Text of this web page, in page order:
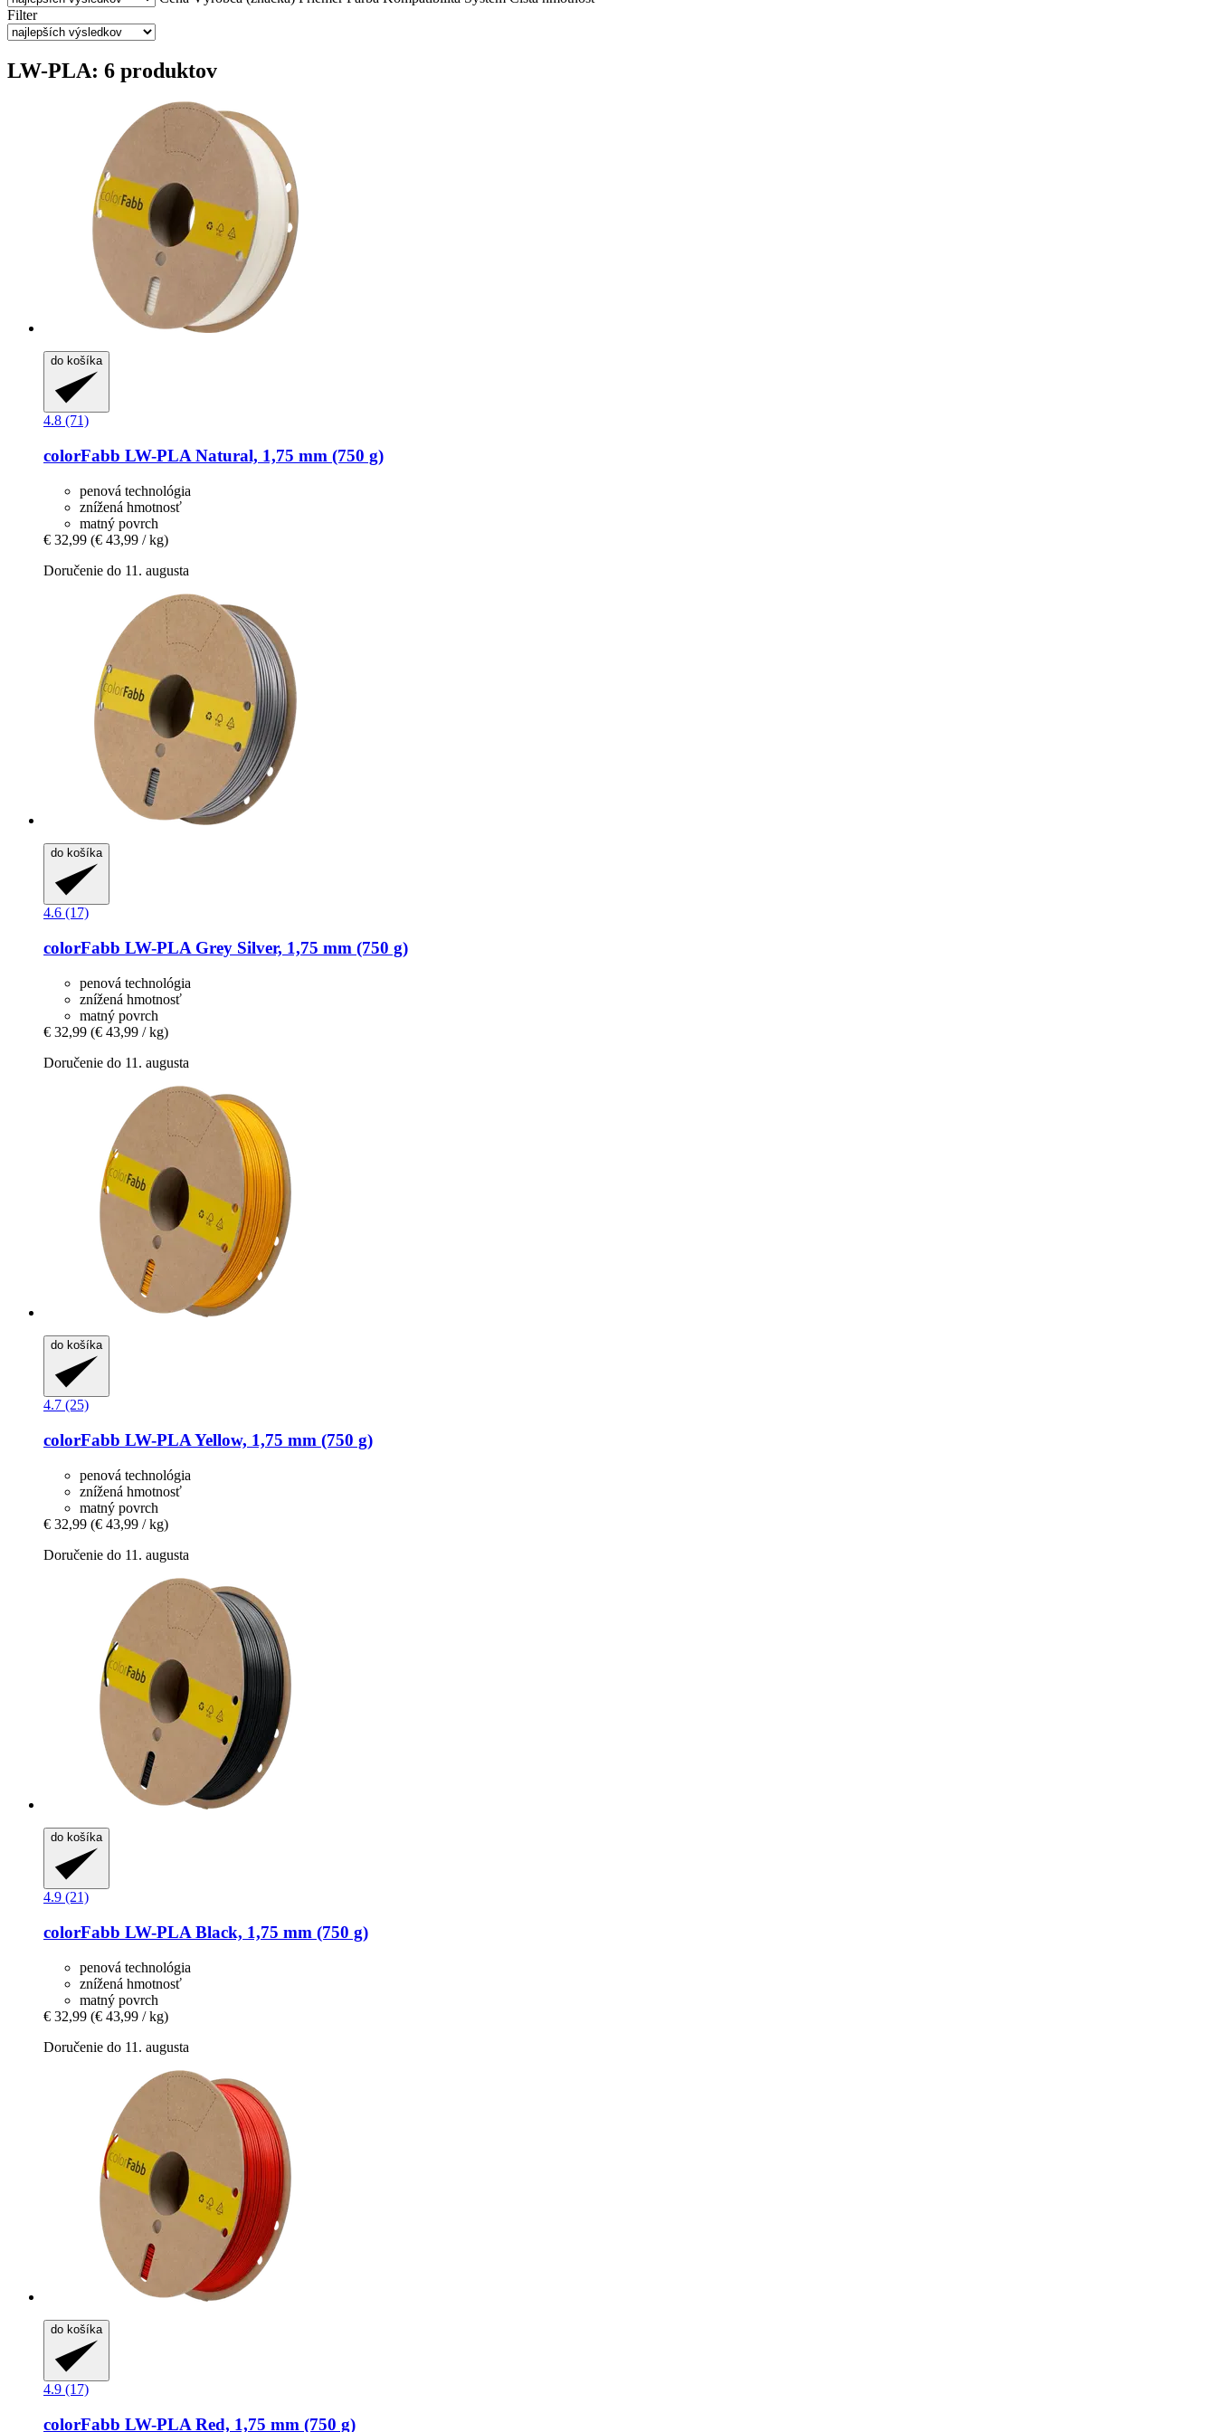
Filter
LW-PLA: 6 produktov
do košíka
4.8 (71)
colorFabb LW-​PLA Natural, 1,75 mm (750 g)
penová technológia
znížená hmotnosť
matný povrch
€ 32,99 (€ 43,99 / kg)
Doručenie do 11. augusta
do košíka
4.6 (17)
colorFabb LW-​PLA Grey Silver, 1,75 mm (750 g)
penová technológia
znížená hmotnosť
matný povrch
€ 32,99 (€ 43,99 / kg)
Doručenie do 11. augusta
do košíka
4.7 (25)
colorFabb LW-​PLA Yellow, 1,75 mm (750 g)
penová technológia
znížená hmotnosť
matný povrch
€ 32,99 (€ 43,99 / kg)
Doručenie do 11. augusta
do košíka
4.9 (21)
colorFabb LW-​PLA Black, 1,75 mm (750 g)
penová technológia
znížená hmotnosť
matný povrch
€ 32,99 (€ 43,99 / kg)
Doručenie do 11. augusta
do košíka
4.9 (17)
colorFabb LW-​PLA Red, 1,75 mm (750 g)